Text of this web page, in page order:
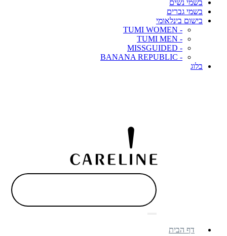
בשמי נשים
בשמי גברים
בישום בינלאומי
- TUMI WOMEN
- TUMI MEN
- MISSGUIDED
- BANANA REPUBLIC
בלוג
דף הבית